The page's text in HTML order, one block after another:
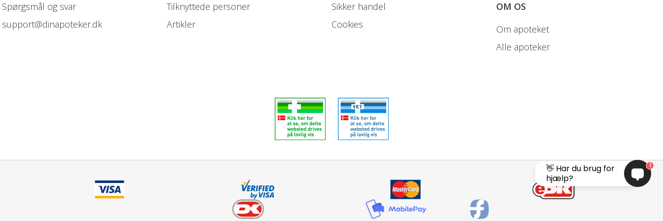
Spørgsmål og svar
support@dinapoteker.dk
Tilknyttede personer
Artikler
Sikker handel
Cookies
OM OS
Om apoteket
Alle apoteker
👋 Har du brug for
hjælp?
1